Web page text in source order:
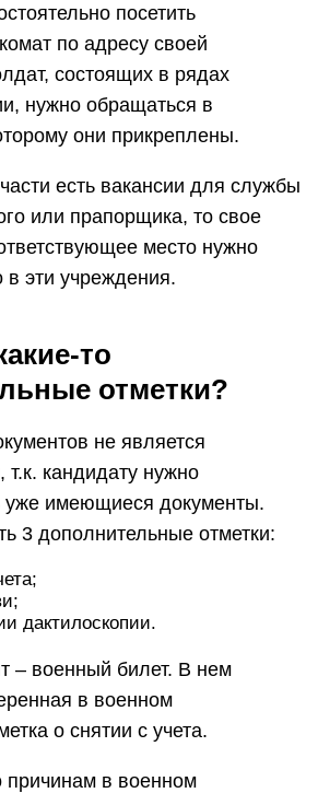
посетить
по адресу своей
состоящих в рядах
нужно обращаться в
они прикреплены.
есть вакансии для службы
или прапорщика, то свое
место нужно
в эти учреждения.
то
отметки?
не является
кандидату нужно
уже имеющиеся документы.
3 дополнительные отметки:
дактилоскопии.
– военный билет. В нем
в военном
о снятии с учета.
причинам в военном